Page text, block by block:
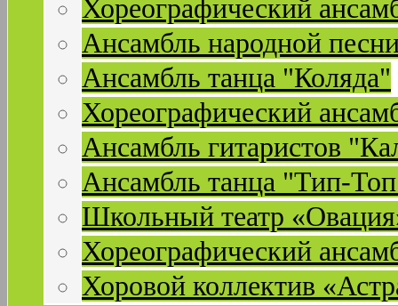
Хореографический
Ансамбль народной
Ансамбль танца "Коляда"
Хореографический
Ансамбль гитаристов
Ансамбль танца "Тип-
Школьный театр
Хореографический
Хоровой коллектив